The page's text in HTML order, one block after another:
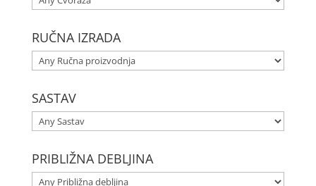
RUČNA IZRADA
SASTAV
PRIBLIŽNA DEBLJINA